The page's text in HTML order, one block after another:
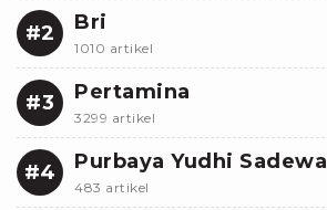
#2 Bri
1010 artikel
#3 Pertamina
3299 artikel
#4 Purbaya Yudhi Sadewa
483 artikel